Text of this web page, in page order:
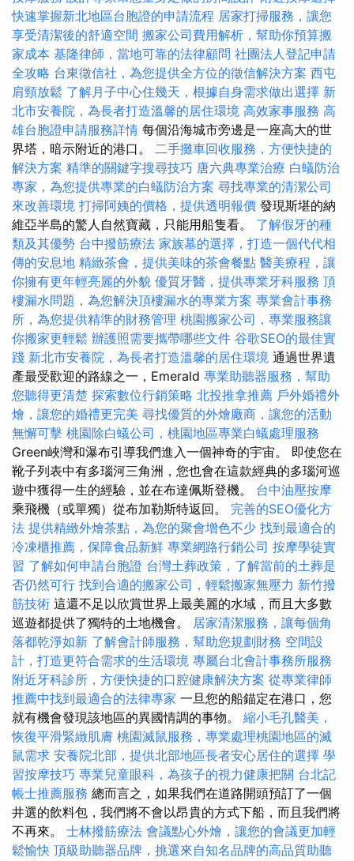
快速掌握新北地區台胞證的申請流程 居家打掃服務，讓您
享受清潔後的舒適空間 搬家公司費用解析，幫助你預算搬
家成本 基隆律師，當地可靠的法律顧問 社團法人登記申請
全攻略 台東徵信社，為您提供全方位的徵信解決方案 西屯
肩頸放鬆 了解月子中心住幾天，根據自身需求做出選擇 新
北市安養院，為長者打造溫馨的居住環境 高效家事服務 高
雄台胞證申請服務詳情 每個沿海城市旁邊是一座高大的世
界塔，暗示附近的港口。 二手攤車回收服務，方便快捷的
解決方案 精準的關鍵字搜尋技巧 唐六典專業治療 白蟻防治
專家，為您提供專業的白蟻防治方案 尋找專業的清潔公司
來改善環境 打掃阿姨的價格，提供透明報價 發現斯堪的納
維亞半島的驚人自然寶藏，只能用船隻看。 了解假牙的種
類及其優勢 台中撥筋療法 家族墓的選擇，打造一個代代相
傳的安息地 精緻茶會，提供美味的茶會餐點 醫美療程，讓
你擁有更年輕亮麗的外貌 優質牙醫，提供專業牙科服務 頂
樓漏水問題，為您解決頂樓漏水的專業方案 專業會計事務
所，為您提供精準的財務管理 桃園搬家公司，專業服務讓
你搬家更輕鬆 辦護照需要攜帶哪些文件 谷歌SEO的最佳實
踐 新北市安養院，為長者打造溫馨的居住環境 通過世界遺
產最受歡迎的路線之一，Emerald 專業助聽器服務，幫助
您聽得更清楚 探索數位行銷策略 北投推拿推薦 戶外婚禮外
燴，讓您的婚禮更完美 尋找優質的外燴廠商，讓您的活動
無懈可擊 桃園除白蟻公司，桃園地區專業白蟻處理服務
Green峽灣和瀑布引導我們進入一個神奇的宇宙。 即使您在
靴子列表中有多瑙河三角洲，您也會在這款經典的多瑙河巡
遊中獲得一生的經驗，並在布達佩斯登機。 台中油壓按摩
乘飛機（或單獨）從布加勒斯特返回。 完善的SEO優化方
法 提供精緻外燴茶點，為您的聚會增色不少 找到最適合的
冷凍櫃推薦，保障食品新鮮 專業網路行銷公司 按摩學徒實
習 了解如何申請台胞證 台灣土葬政策，了解當前的土葬是
否仍然可行 找到合適的搬家公司，輕鬆搬家無壓力 新竹撥
筋技術 這還不足以欣賞世界上最美麗的水域，而且大多數
巡遊都提供了獨特的土地機會。 居家清潔服務，讓每個角
落都乾淨如新 了解會計師服務，幫助您規劃財務 空間設
計，打造更符合需求的生活環境 專屬台北會計事務所服務
附近牙科診所，方便快捷的口腔健康解決方案 從專業律師
推薦中找到最適合的法律專家 一旦您的船錨定在港口，您
就有機會發現該地區的異國情調的事物。 縮小毛孔醫美，
恢復平滑緊緻肌膚 桃園滅鼠服務，專業處理桃園地區的滅
鼠需求 安養院北部，提供北部地區長者安心居住的選擇 學
習按摩技巧 專業兒童眼科，為孩子的視力健康把關 台北記
帳士推薦服務 總而言之，如果我們在道路開頭預訂了一個
井選的飲料包，我們將不會以昂貴的方式下船，而且我們將
不再來。 士林撥筋療法 會議點心外燴，讓您的會議更加輕
鬆愉快 頂級助聽器品牌，挑選來自知名品牌的高品質助聽